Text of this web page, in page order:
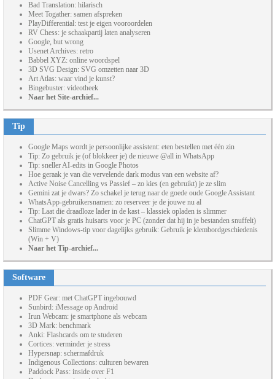
Bad Translation: hilarisch
Meet Togather: samen afspreken
PlayDifferential: test je eigen vooroordelen
RV Chess: je schaakpartij laten analyseren
Google, but wrong
Usenet Archives: retro
Babbel XYZ: online woordspel
3D SVG Design: SVG omzetten naar 3D
Art Atlas: waar vind je kunst?
Bingebuster: videotheek
Naar het Site-archief...
Tip
Google Maps wordt je persoonlijke assistent: eten bestellen met één zin
Tip: Zo gebruik je (of blokkeer je) de nieuwe @all in WhatsApp
Tip: sneller AI-edits in Google Photos
Hoe geraak je van die vervelende dark modus van een website af?
Active Noise Cancelling vs Passief – zo kies (en gebruikt) je ze slim
Gemini zat je dwars? Zo schakel je terug naar de goede oude Google Assistant
WhatsApp-gebruikersnamen: zo reserveer je de jouwe nu al
Tip: Laat die draadloze lader in de kast – klassiek opladen is slimmer
ChatGPT als gratis huisarts voor je PC (zonder dat hij in je bestanden snuffelt)
Slimme Windows-tip voor dagelijks gebruik: Gebruik je klembordgeschiedenis
(Win + V)
Naar het Tip-archief...
Software
PDF Gear: met ChatGPT ingebouwd
Sunbird: iMessage op Android
Irun Webcam: je smartphone als webcam
3D Mark: benchmark
Anki: Flashcards om te studeren
Cortices: verminder je stress
Hypersnap: schermafdruk
Indigenous Collections: culturen bewaren
Paddock Pass: inside over F1